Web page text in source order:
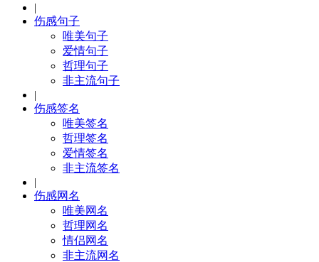
|
伤感句子
唯美句子
爱情句子
哲理句子
非主流句子
|
伤感签名
唯美签名
哲理签名
爱情签名
非主流签名
|
伤感网名
唯美网名
哲理网名
情侣网名
非主流网名